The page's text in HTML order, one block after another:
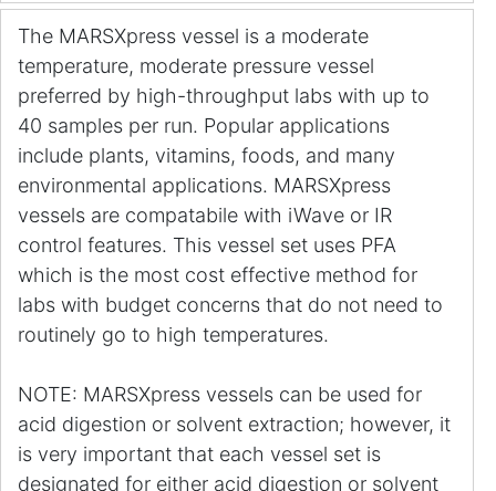
The MARSXpress vessel is a moderate
temperature, moderate pressure vessel
preferred by high-throughput labs with up to
40 samples per run. Popular applications
include plants, vitamins, foods, and many
environmental applications. MARSXpress
vessels are compatabile with iWave or IR
control features. This vessel set uses PFA
which is the most cost effective method for
labs with budget concerns that do not need to
routinely go to high temperatures.
NOTE: MARSXpress vessels can be used for
acid digestion or solvent extraction; however, it
is very important that each vessel set is
designated for either acid digestion or solvent